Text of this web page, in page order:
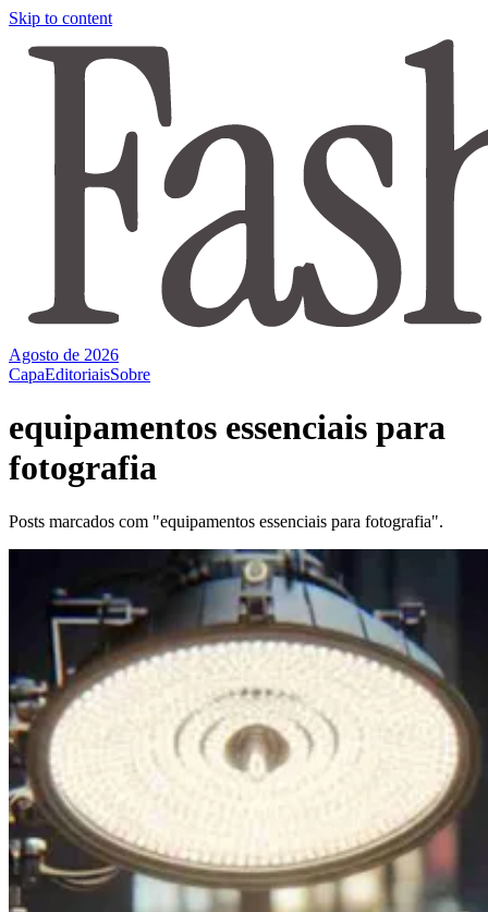
Skip to content
Agosto de 2026
CapaEditoriaisSobre
equipamentos essenciais para
fotografia
Posts marcados com "equipamentos essenciais para fotografia".